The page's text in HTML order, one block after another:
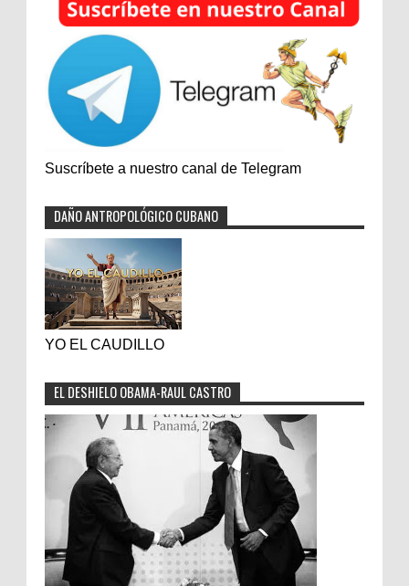
Suscríbete a nuestro canal de Telegram
DAÑO ANTROPOLÓGICO CUBANO
YO EL CAUDILLO
EL DESHIELO OBAMA-RAUL CASTRO